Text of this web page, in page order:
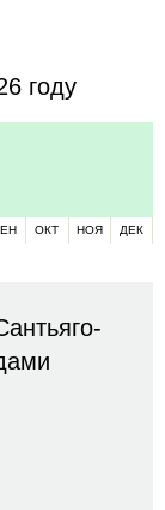
году
ОКТ НОЯ ДЕК